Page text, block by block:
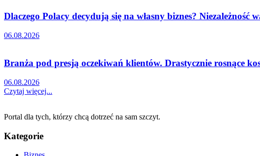
Dlaczego Polacy decydują się na własny biznes? Niezależność
06.08.2026
Branża pod presją oczekiwań klientów. Drastycznie rosnące
06.08.2026
Czytaj więcej...
Portal dla tych, którzy chcą dotrzeć na sam szczyt.
Kategorie